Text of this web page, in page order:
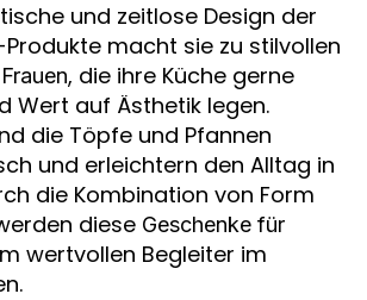
und zeitlose Design der
macht sie zu stilvollen
, die ihre Küche gerne
Wert auf Ästhetik legen.
die Töpfe und Pfannen
und erleichtern den Alltag in
die Kombination von Form
diese Geschenke für
wertvollen Begleiter im